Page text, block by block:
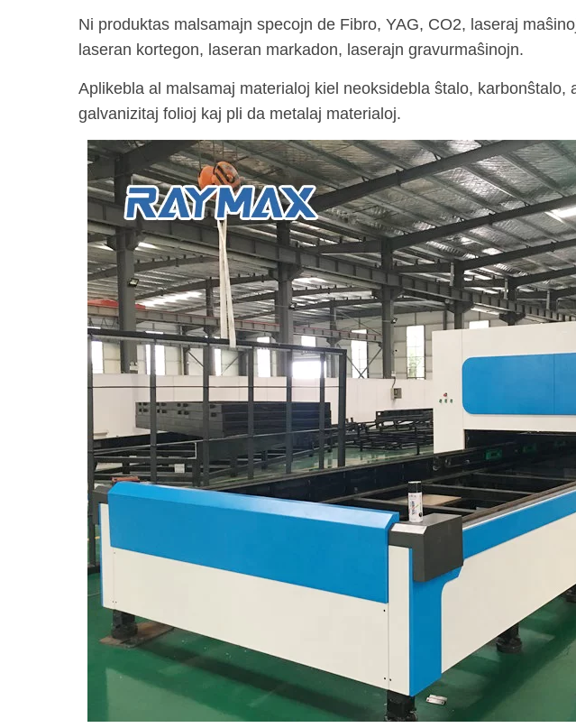
Ni produktas malsamajn specojn de Fibro, YAG, CO2, laseraj
laseran kortegon, laseran markadon, laserajn gravurmaŝinojn.
Aplikebla al malsamaj materialoj kiel neoksidebla ŝtalo, karbonŝtalo,
galvanizitaj folioj kaj pli da metalaj materialoj.